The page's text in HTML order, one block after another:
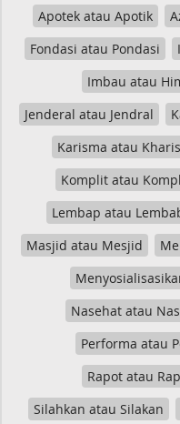
Apotek atau Apotik
Fondasi atau Pondasi
Imbau atau
Jenderal atau Jendral
Karisma atau
Komplit atau
Lembap atau
Masjid atau Mesjid
Nasehat atau
Performa atau
Rapot atau
Silahkan atau Silakan